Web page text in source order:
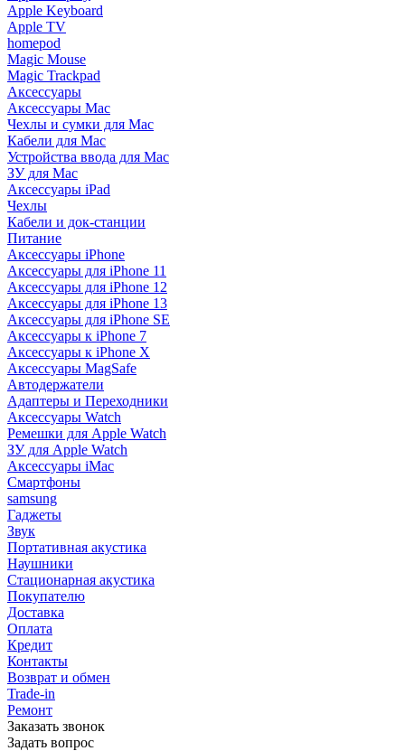
Apple Keyboard
Apple TV
homepod
Magic Mouse
Magic Trackpad
Аксессуары
Аксессуары Mac
Чехлы и сумки для Mac
Кабели для Mac
Устройства ввода для Mac
ЗУ для Mac
Аксессуары iPad
Чехлы
Кабели и док-станции
Питание
Аксессуары iPhone
Аксессуары для iPhone 11
Аксессуары для iPhone 12
Аксессуары для iPhone 13
Аксессуары для iPhone SE
Аксессуары к iPhone 7
Аксессуары к iPhone X
Аксессуары MagSafe
Автодержатели
Адаптеры и Переходники
Аксессуары Watch
Ремешки для Apple Watch
ЗУ для Apple Watch
Аксессуары iMac
Смартфоны
samsung
Гаджеты
Звук
Портативная акустика
Наушники
Стационарная акустика
Покупателю
Доставка
Оплата
Кредит
Контакты
Возврат и обмен
Trade-in
Ремонт
Заказать звонок
Задать вопрос